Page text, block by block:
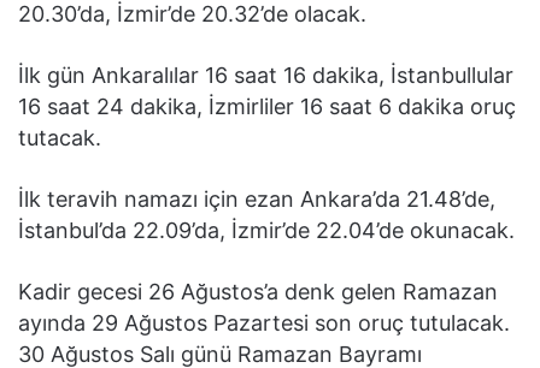
20.30’da, İzmir’de 20.32’de olacak.
İlk gün Ankaralılar 16 saat 16 dakika, İstanbullular
16 saat 24 dakika, İzmirliler 16 saat 6 dakika oruç
tutacak.
İlk teravih namazı için ezan Ankara’da 21.48’de,
İstanbul’da 22.09’da, İzmir’de 22.04’de okunacak.
Kadir gecesi 26 Ağustos’a denk gelen Ramazan
ayında 29 Ağustos Pazartesi son oruç tutulacak.
30 Ağustos Salı günü Ramazan Bayramı